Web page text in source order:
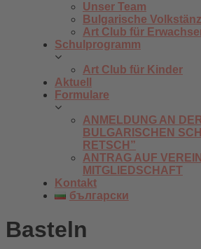
Unser Team
Bulgarische
Art Club für
Schulprogramm
Art Club für Kinder
Aktuell
Formulare
ANMELDUNG AN
BULGARISCHEN
RETSCH”
ANTRAG AUF
MITGLIEDSCHAFT
Kontakt
български
Basteln